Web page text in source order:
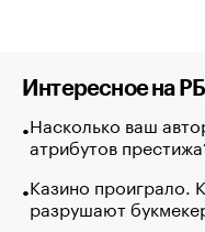
Интересное на
Насколько ваш
атрибутов
Казино проиграло.
разрушают